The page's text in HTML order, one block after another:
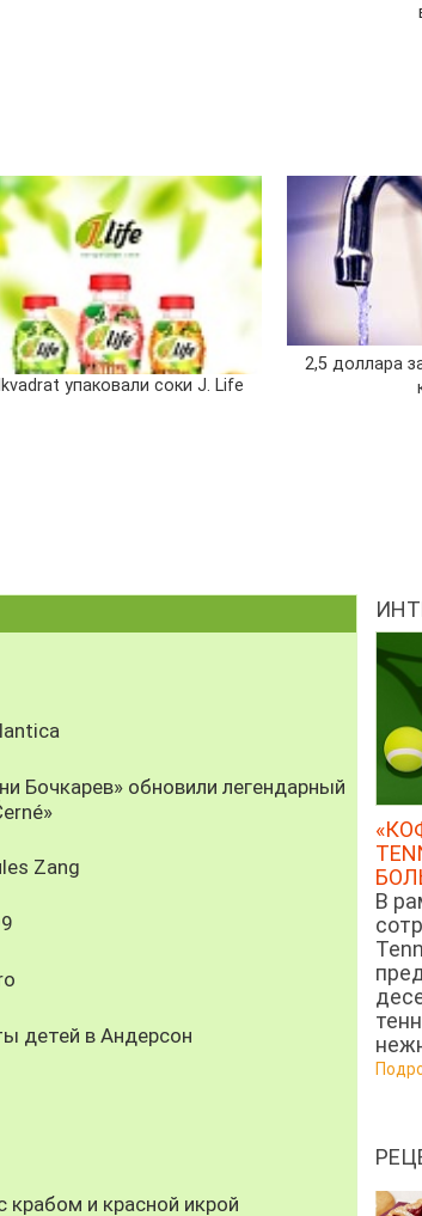
упаковали соки J. Life
2,5 доллара
Бочкарев» обновили легендарный
Zang
детей в Андерсон
и красной икрой
В